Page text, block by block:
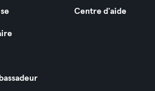
Centre d'aide